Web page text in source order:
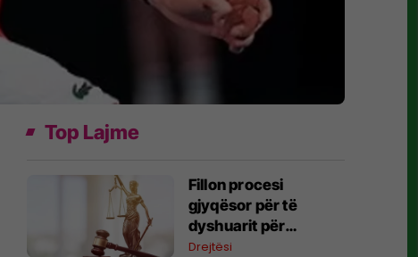
Top Lajme
Fillon procesi
gjyqësor për të
dyshuarit për
masakrën e Reçakut,
Drejtësi